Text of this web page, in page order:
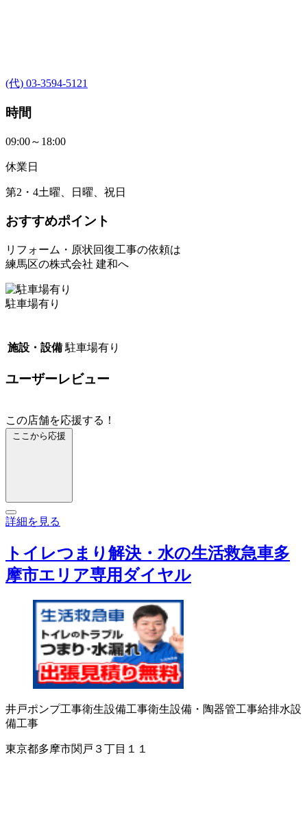
(代) 03-3594-5121
時間
09:00～18:00
休業日
第2・4土曜、日曜、祝日
おすすめポイント
リフォーム・原状回復工事の依頼は
練馬区の株式会社 建和へ
駐車場有り
施設・設備 駐車場有り
ユーザーレビュー
この店舗を応援する！
ここから応援
詳細を見る
トイレつまり解決・水の生活救急車多
摩市エリア専用ダイヤル
井戸ポンプ工事衛生設備工事衛生設備・陶器管工事給排水設
備工事
東京都多摩市関戸３丁目１１